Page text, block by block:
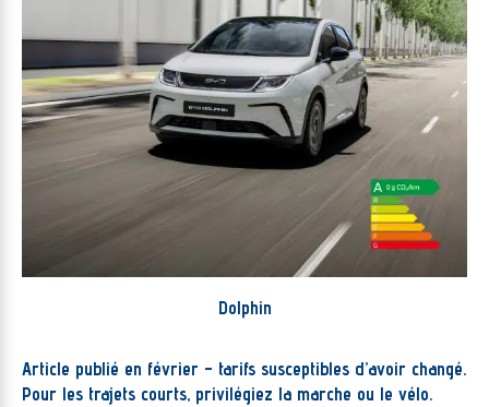
Dolphin
Article publié en février – tarifs susceptibles d’avoir changé.
Pour les trajets courts, privilégiez la marche ou le vélo.